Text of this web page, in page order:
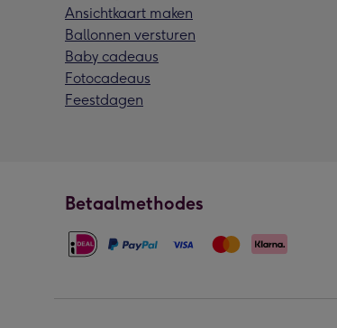
Ansichtkaart maken
Ballonnen versturen
Baby cadeaus
Fotocadeaus
Feestdagen
Betaalmethodes